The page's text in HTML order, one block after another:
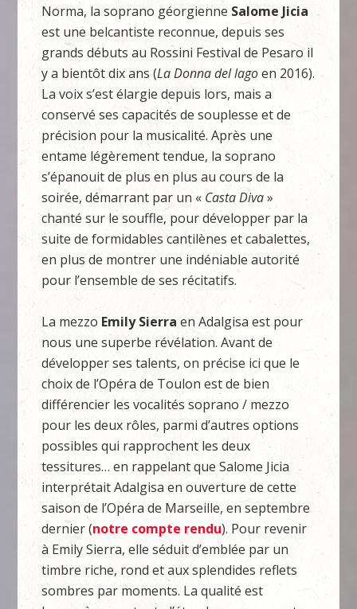
Norma, la soprano géorgienne Salome Jicia
est une belcantiste reconnue, depuis ses
grands débuts au Rossini Festival de Pesaro il
y a bientôt dix ans (LaDonnadellagoen 2016).
La voix s’est élargie depuis lors, mais a
conservé ses capacités de souplesse et de
précision pour la musicalité. Après une
entame légèrement tendue, la soprano
s’épanouit de plus en plus au cours de la
soirée, démarrant par un « CastaDiva»
chanté sur le souffle, pour développer par la
suite de formidables cantilènes et cabalettes,
en plus de montrer une indéniable autorité
pour l’ensemble de ses récitatifs.
La mezzo Emily Sierra en Adalgisa est pour
nous une superbe révélation. Avant de
développer ses talents, on précise ici que le
choix de l’Opéra de Toulon est de bien
différencier les vocalités soprano / mezzo
pour les deux rôles, parmi d’autres options
possibles qui rapprochent les deux
tessitures… en rappelant que Salome Jicia
interprétait Adalgisa en ouverture de cette
saison de l’Opéra de Marseille, en septembre
dernier (notre compte rendu). Pour revenir
à Emily Sierra, elle séduit d’emblée par un
timbre riche, rond et aux splendides reflets
sombres par moments. La qualité est